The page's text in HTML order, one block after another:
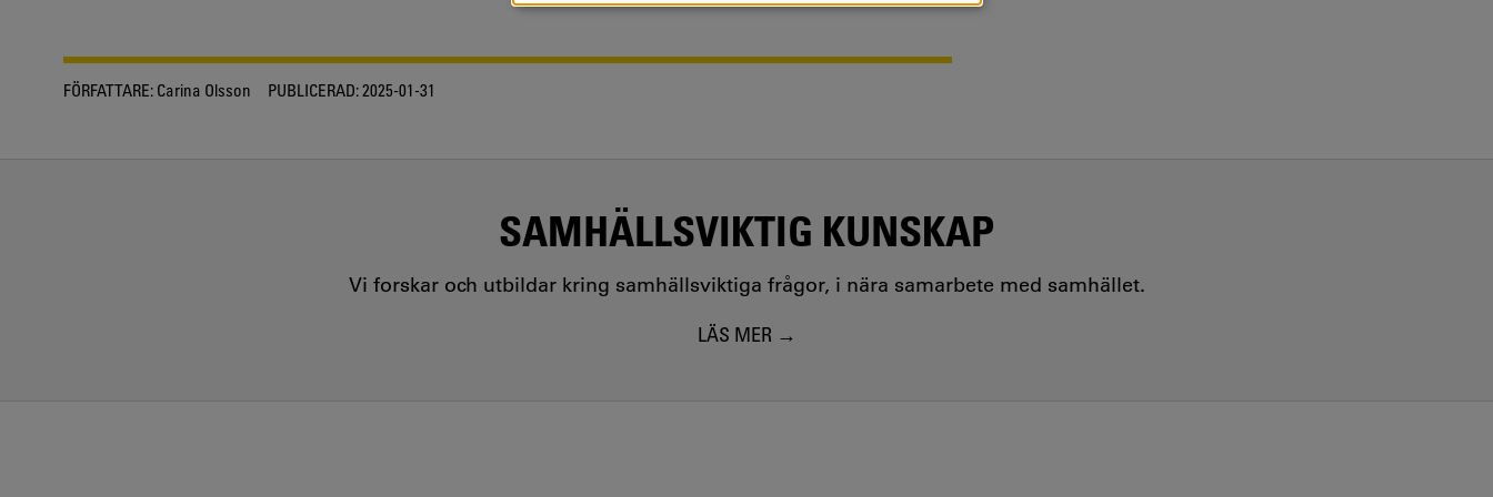
FÖRFATTARE: Carina Olsson PUBLICERAD:2025-01-31
SAMHÄLLSVIKTIG KUNSKAP
Vi forskar och utbildar kring samhällsviktiga frågor, i nära samarbete med samhället.
LÄS MER